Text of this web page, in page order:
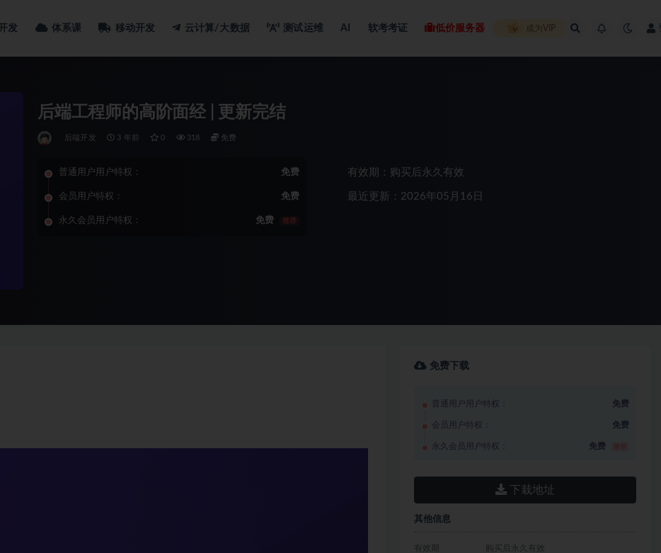
发 体系课 移动开发 云计算/大数据 测试运维 AI 软考考证 低价服务器 成为VIP
后端工程师的高阶面经 | 更新完结
后端开发 3 年前 0 318 免费
普通用户用户特权： 免费
会员用户特权： 免费
永久会员用户特权： 免费 推荐
有效期：购买后永久有效
最近更新：2026年05月16日
免费下载
普通用户用户特权： 免费
会员用户特权： 免费
永久会员用户特权： 免费
下栽地址
其他信息
有效期 购买后永久有效